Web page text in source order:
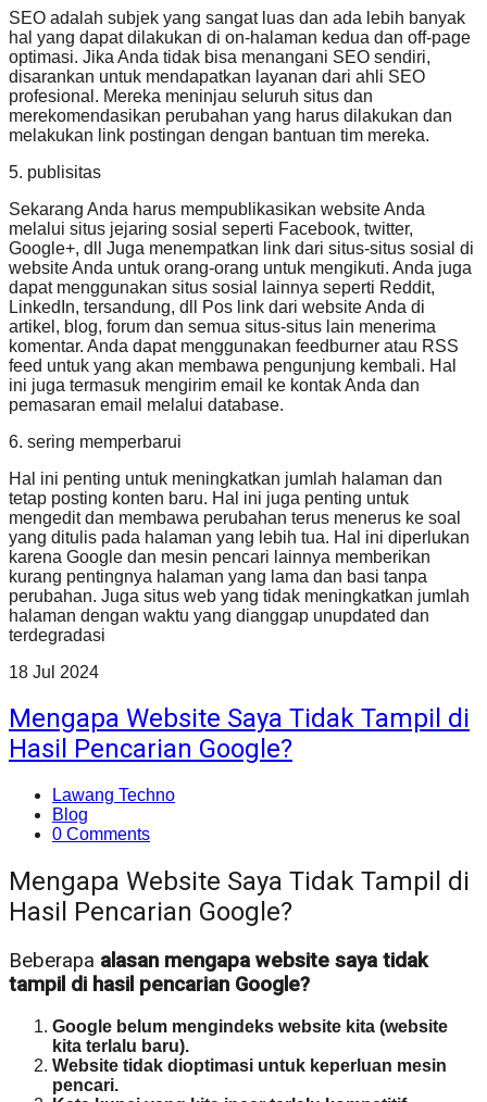
SEO adalah subjek yang sangat luas dan ada lebih banyak
hal yang dapat dilakukan di on-halaman kedua dan off-page
optimasi. Jika Anda tidak bisa menangani SEO sendiri,
disarankan untuk mendapatkan layanan dari ahli SEO
profesional. Mereka meninjau seluruh situs dan
merekomendasikan perubahan yang harus dilakukan dan
melakukan link postingan dengan bantuan tim mereka.
5. publisitas
Sekarang Anda harus mempublikasikan website Anda
melalui situs jejaring sosial seperti Facebook, twitter,
Google+, dll Juga menempatkan link dari situs-situs sosial di
website Anda untuk orang-orang untuk mengikuti. Anda juga
dapat menggunakan situs sosial lainnya seperti Reddit,
LinkedIn, tersandung, dll Pos link dari website Anda di
artikel, blog, forum dan semua situs-situs lain menerima
komentar. Anda dapat menggunakan feedburner atau RSS
feed untuk yang akan membawa pengunjung kembali. Hal
ini juga termasuk mengirim email ke kontak Anda dan
pemasaran email melalui database.
6. sering memperbarui
Hal ini penting untuk meningkatkan jumlah halaman dan
tetap posting konten baru. Hal ini juga penting untuk
mengedit dan membawa perubahan terus menerus ke soal
yang ditulis pada halaman yang lebih tua. Hal ini diperlukan
karena Google dan mesin pencari lainnya memberikan
kurang pentingnya halaman yang lama dan basi tanpa
perubahan. Juga situs web yang tidak meningkatkan jumlah
halaman dengan waktu yang dianggap unupdated dan
terdegradasi
18 Jul 2024
Mengapa Website Saya Tidak Tampil di
Hasil Pencarian Google?
Lawang Techno
Blog
0 Comments
Mengapa Website Saya Tidak Tampil di
Hasil Pencarian Google?
Beberapa alasan mengapa website saya tidak
tampil di hasil pencarian Google?
Google belum mengindeks website kita (website
kita terlalu baru).
Website tidak dioptimasi untuk keperluan mesin
pencari.